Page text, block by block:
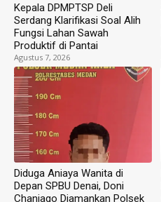
Kepala DPMPTSP Deli
Serdang Klarifikasi Soal Alih
Fungsi Lahan Sawah
Produktif di Pantai
Agustus 7, 2026
Diduga Aniaya Wanita di
Depan SPBU Denai, Doni
Chaniago Diamankan Polsek